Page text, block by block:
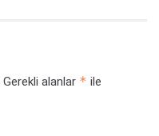
Gerekli alanlar * ile